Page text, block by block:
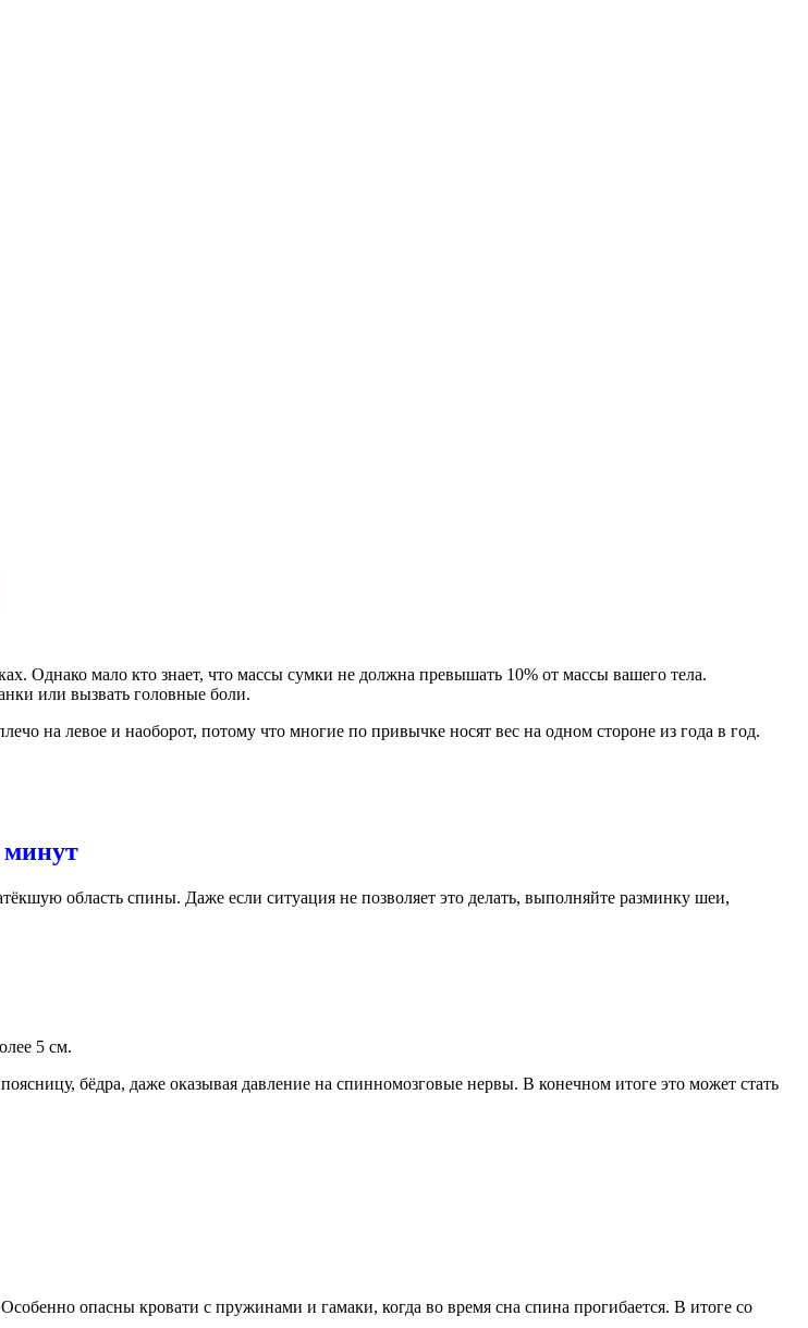
Однако мало кто знает, что массы сумки не должна превышать 10% от массы вашего тела.
или вызвать головные боли.
на левое и наоборот, потому что многие по привычке носят вес на одном стороне из года в год.
минут
область спины. Даже если ситуация не позволяет это делать, выполняйте разминку шеи,
5 см.
бёдра, даже оказывая давление на спинномозговые нервы. В конечном итоге это может стать
опасны кровати с пружинами и гамаки, когда во время сна спина прогибается. В итоге со